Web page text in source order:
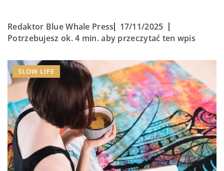
Redaktor Blue Whale Press
17/11/2025
Potrzebujesz ok. 4 min. aby przeczytać ten wpis
SLOW LIFE